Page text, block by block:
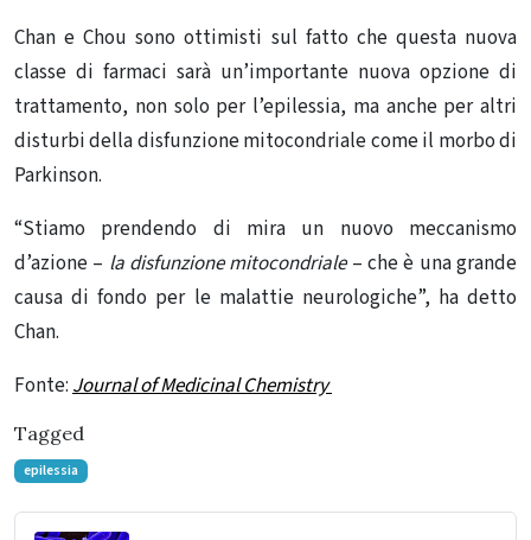
Chan e Chou sono ottimisti sul fatto che questa nuova
classe di farmaci sarà un’importante nuova opzione di
trattamento, non solo per l’epilessia, ma anche per altri
disturbi della disfunzione mitocondriale come il morbo di
Parkinson.
“Stiamo prendendo di mira un nuovo meccanismo
d’azione – la disfunzione mitocondriale– che è una grande
causa di fondo per le malattie neurologiche”, ha detto
Chan.
Fonte:Journal of Medicinal Chemistry
Tagged
epilessia